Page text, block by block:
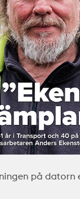
på datorn